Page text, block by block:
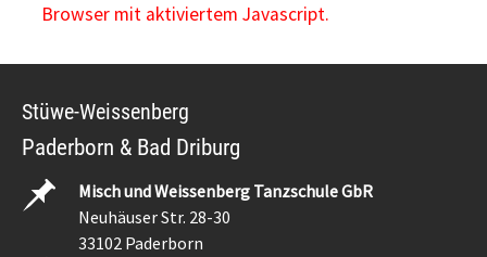
Browser mit aktiviertem Javascript.
Stüwe-Weissenberg
Paderborn & Bad Driburg
Misch und Weissenberg Tanzschule GbR
Neuhäuser Str. 28-30
33102 Paderborn